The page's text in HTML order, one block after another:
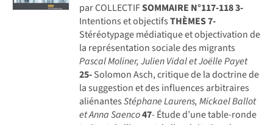
par COLLECTIFSOMMAIRE N°117-1183-
Intentions et objectifsTHÈMES7-
Stéréotypage médiatique et objectivation de
la représentation sociale des migrants
Pascal Moliner, Julien Vidal et Joëlle Payet
25-Solomon Asch, critique de la doctrine de
la suggestion et des influences arbitraires
aliénantesStéphane Laurens, Mickael Ballot
et Anna Saenco47- Étude d’une table-ronde